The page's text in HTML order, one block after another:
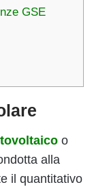
GSE
o
alla
il quantitativo